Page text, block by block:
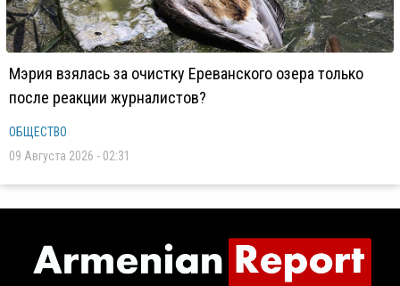
Мэрия взялась за очистку Ереванского озера только
после реакции журналистов?
ОБЩЕСТВО
09 Августа 2026 - 02:31